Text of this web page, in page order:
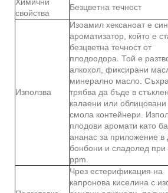
свойства
Безцветна течност
Използва
Изоамил хексаноат е
ароматизатор, който е
безцветна течност от
плодоодора. Той е
алкохол, фиксирани
минерално масло.
трябва да бъде в
калаени или облицовани
смола контейнери.
плодови аромати като
ананас за приложение в
бонбони и сладолед при
ppm.
Чрез естерификация на
капронова киселина с